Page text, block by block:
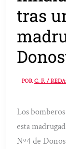
tras
PORC. F. /
Los
esta
Nº4 de